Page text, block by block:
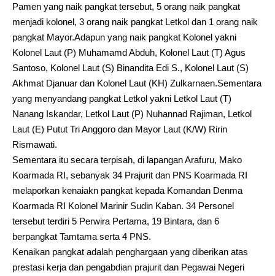
Pamen yang naik pangkat tersebut, 5 orang naik pangkat
menjadi kolonel, 3 orang naik pangkat Letkol dan 1 orang naik
pangkat Mayor.Adapun yang naik pangkat Kolonel yakni
Kolonel Laut (P) Muhamamd Abduh, Kolonel Laut (T) Agus
Santoso, Kolonel Laut (S) Binandita Edi S., Kolonel Laut (S)
Akhmat Djanuar dan Kolonel Laut (KH) Zulkarnaen.Sementara
yang menyandang pangkat Letkol yakni Letkol Laut (T)
Nanang Iskandar, Letkol Laut (P) Nuhannad Rajiman, Letkol
Laut (E) Putut Tri Anggoro dan Mayor Laut (K/W) Ririn
Rismawati.
Sementara itu secara terpisah, di lapangan Arafuru, Mako
Koarmada RI, sebanyak 34 Prajurit dan PNS Koarmada RI
melaporkan kenaiakn pangkat kepada Komandan Denma
Koarmada RI Kolonel Marinir Sudin Kaban. 34 Personel
tersebut terdiri 5 Perwira Pertama, 19 Bintara, dan 6
berpangkat Tamtama serta 4 PNS.
Kenaikan pangkat adalah penghargaan yang diberikan atas
prestasi kerja dan pengabdian prajurit dan Pegawai Negeri